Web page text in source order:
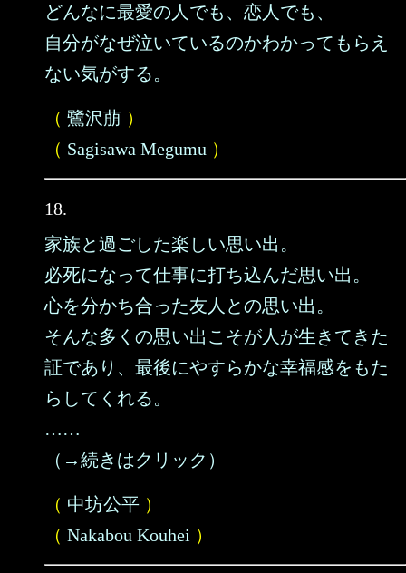
どんなに最愛の人でも、恋人でも、
自分がなぜ泣いているのかわかってもらえ
ない気がする。
（ 鷺沢萠 ）
（ Sagisawa Megumu ）
18.
家族と過ごした楽しい思い出。
必死になって仕事に打ち込んだ思い出。
心を分かち合った友人との思い出。
そんな多くの思い出こそが人が生きてきた
証であり、最後にやすらかな幸福感をもた
らしてくれる。
……
（→続きはクリック）
（ 中坊公平 ）
（ Nakabou Kouhei ）